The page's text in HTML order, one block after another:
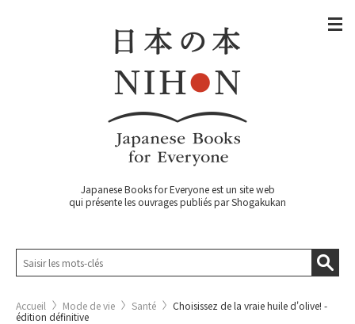
Japanese Books for Everyone est un site web
qui présente les ouvrages publiés par Shogakukan
Accueil Mode de vie Santé
Choisissez de la vraie huile d'olive! -
édition définitive